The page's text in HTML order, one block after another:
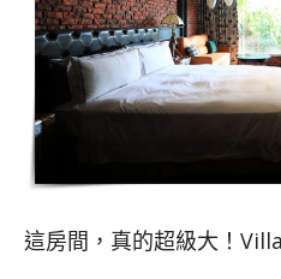
這房間，真的超級大！